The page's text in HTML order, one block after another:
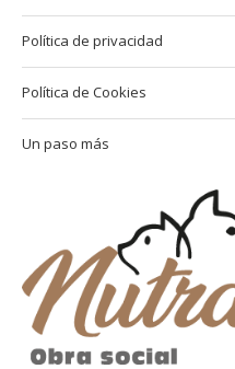
Política de privacidad
Política de Cookies
Un paso más